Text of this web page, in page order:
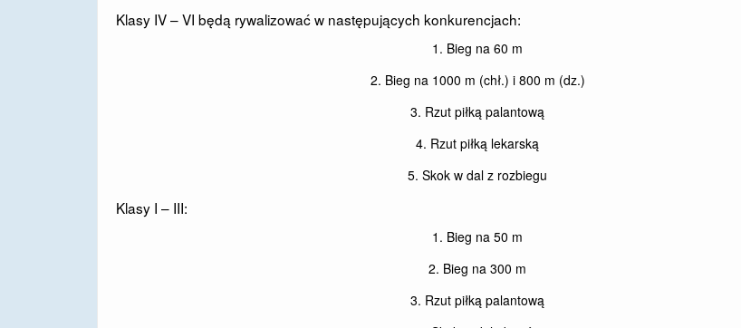
Klasy IV – VI będą rywalizować w następujących konkurencjach:
1. Bieg na 60 m
2. Bieg na 1000 m (chł.) i 800 m (dz.)
3. Rzut piłką palantową
4. Rzut piłką lekarską
5. Skok w dal z rozbiegu
Klasy I – III:
1. Bieg na 50 m
2. Bieg na 300 m
3. Rzut piłką palantową